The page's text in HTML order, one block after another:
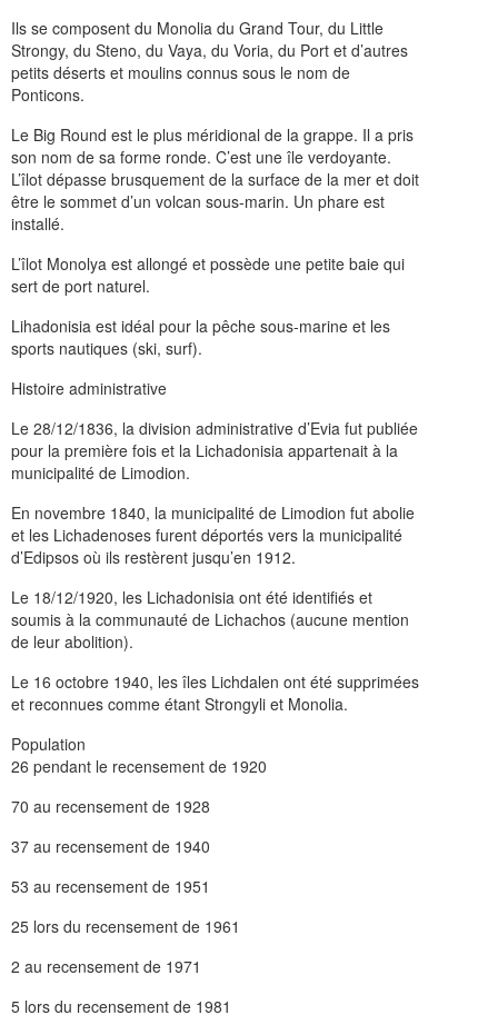
Ils se composent du Monolia du Grand Tour, du Little
Strongy, du Steno, du Vaya, du Voria, du Port et d’autres
petits déserts et moulins connus sous le nom de
Ponticons.
Le Big Round est le plus méridional de la grappe. Il a pris
son nom de sa forme ronde. C’est une île verdoyante.
L’îlot dépasse brusquement de la surface de la mer et doit
être le sommet d’un volcan sous-marin. Un phare est
installé.
L’îlot Monolya est allongé et possède une petite baie qui
sert de port naturel.
Lihadonisia est idéal pour la pêche sous-marine et les
sports nautiques (ski, surf).
Histoire administrative
Le 28/12/1836, la division administrative d’Evia fut publiée
pour la première fois et la Lichadonisia appartenait à la
municipalité de Limodion.
En novembre 1840, la municipalité de Limodion fut abolie
et les Lichadenoses furent déportés vers la municipalité
d’Edipsos où ils restèrent jusqu’en 1912.
Le 18/12/1920, les Lichadonisia ont été identifiés et
soumis à la communauté de Lichachos (aucune mention
de leur abolition).
Le 16 octobre 1940, les îles Lichdalen ont été supprimées
et reconnues comme étant Strongyli et Monolia.
Population
26 pendant le recensement de 1920
70 au recensement de 1928
37 au recensement de 1940
53 au recensement de 1951
25 lors du recensement de 1961
2 au recensement de 1971
5 lors du recensement de 1981